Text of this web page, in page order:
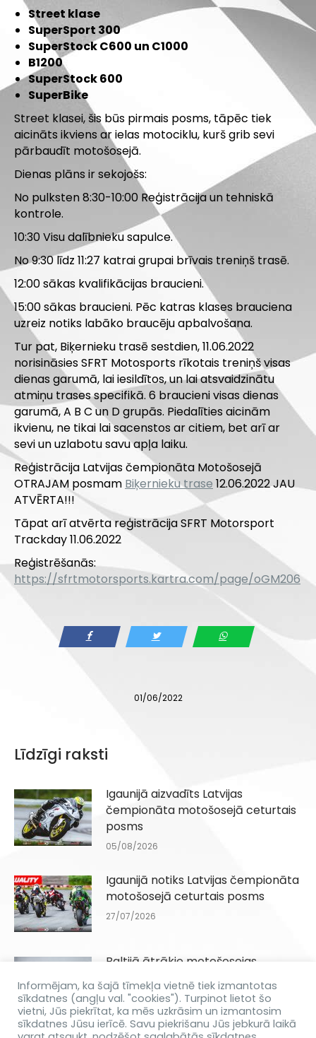
Street klase
SuperSport 300
SuperStock C600 un C1000
B1200
SuperStock 600
SuperBike
Street klasei, šis būs pirmais posms, tāpēc tiek
aicināts ikviens ar ielas motociklu, kurš grib sevi
pārbaudīt motošosejā.
Dienas plāns ir sekojošs:
No pulksten 8:30-10:00 Reģistrācija un tehniskā
kontrole.
10:30 Visu dalībnieku sapulce.
No 9:30 līdz 11:27 katrai grupai brīvais treniņš trasē.
12:00 sākas kvalifikācijas braucieni.
15:00 sākas braucieni. Pēc katras klases brauciena
uzreiz notiks labāko braucēju apbalvošana.
Tur pat, Biķernieku trasē sestdien, 11.06.2022
norisināsies SFRT Motosports rīkotais treniņš visas
dienas garumā, lai iesildītos, un lai atsvaidzinātu
atmiņu trases specifikā. 6 braucieni visas dienas
garumā, A B C un D grupās. Piedalīties aicinām
ikvienu, ne tikai lai sacenstos ar citiem, bet arī ar
sevi un uzlabotu savu apļa laiku.
Reģistrācija Latvijas čempionāta Motošosejā
OTRAJAM posmam Biķernieku trase 12.06.2022 JAU
ATVĒRTA!!!
Tāpat arī atvērta reģistrācija SFRT Motorsport
Trackday 11.06.2022
Reģistrēšanās:
https://sfrtmotorsports.kartra.com/page/oGM206
01/06/2022
Līdzīgi raksti
Igaunijā aizvadīts Latvijas
čempionāta motošosejā ceturtais
posms
05/08/2026
Igaunijā notiks Latvijas čempionāta
motošosejā ceturtais posms
27/07/2026
Baltijā ātrākie motošosejas
braucēji jūnijā tiksies Biķernieku
trasē
11/06/2026
Informējam, ka šajā tīmekļa vietnē tiek izmantotas
sīkdatnes (angļu val. "cookies"). Turpinot lietot šo
vietni, Jūs piekrītat, ka mēs uzkrāsim un izmantosim
sīkdatnes Jūsu ierīcē. Savu piekrišanu Jūs jebkurā laikā